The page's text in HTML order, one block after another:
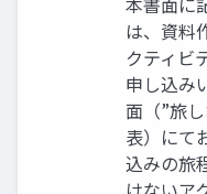
は、資料
クティビ
申し込み
⾯（”旅
表）にて
込みの旅